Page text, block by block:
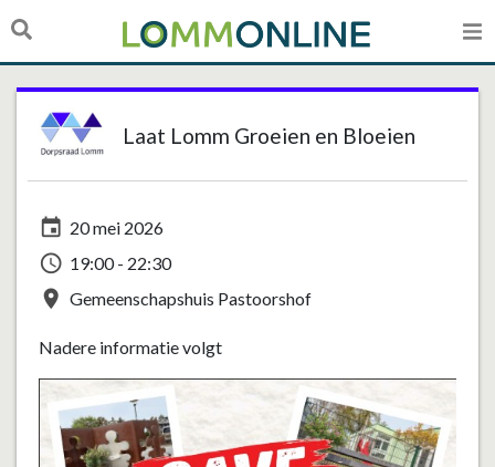
Laat Lomm Groeien en Bloeien
event 20 mei 2026
access_time 19:00 - 22:30
place Gemeenschapshuis Pastoorshof
Nadere informatie volgt